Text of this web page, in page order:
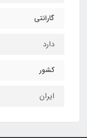
گارانتی
دارد
کشور
ایران